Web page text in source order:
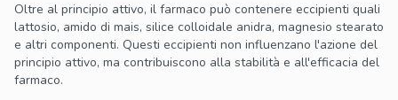
Oltre al principio attivo, il farmaco può contenere eccipienti quali
lattosio, amido di mais, silice colloidale anidra, magnesio stearato
e altri componenti. Questi eccipienti non influenzano l'azione del
principio attivo, ma contribuiscono alla stabilità e all'efficacia del
farmaco.